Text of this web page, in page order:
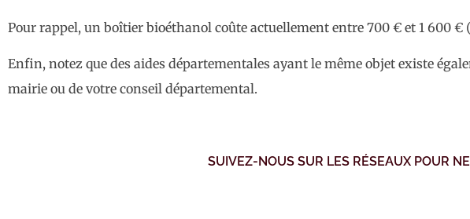
Pour rappel, un boîtier bioéthanol coûte actuellement entre 700 € et 1 600
Enfin, notez que des aides départementales ayant le même objet existe
mairie ou de votre conseil départemental.
SUIVEZ-NOUS SUR LES RÉSEAUX POUR